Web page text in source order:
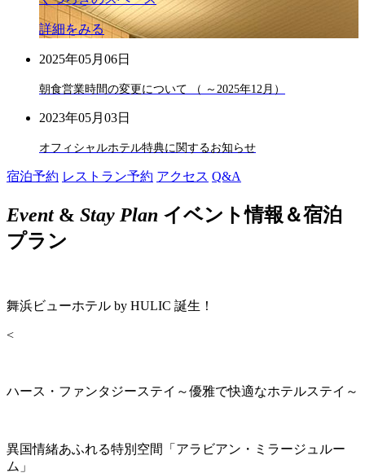
詳細をみる
2025年05月06日
朝食営業時間の変更について （ ～2025年12月）
2023年05月03日
オフィシャルホテル特典に関するお知らせ
宿泊予約 レストラン予約 アクセス Q&A
Event& Stay Plan イベント情報＆宿泊
プラン
舞浜ビューホテル by HULIC 誕生！
<
ハース・ファンタジーステイ～優雅で快適なホテルステイ～
異国情緒あふれる特別空間「アラビアン・ミラージュルー
ム」